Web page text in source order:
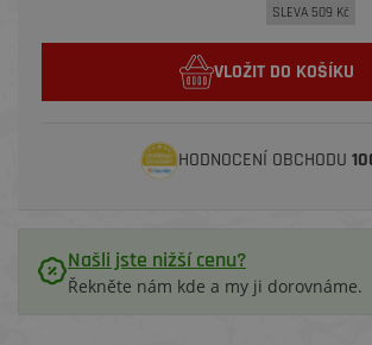
SLEVA 509 Kč
VLOŽIT DO KOŠÍKU
HODNOCENÍ OBCHODU
Našli jste nižší cenu?
Řekněte nám kde a my ji dorovnáme.